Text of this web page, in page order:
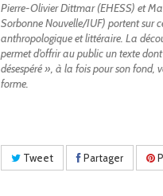
Pierre-Olivier Dittmar (EHESS) et
Sorbonne Nouvelle/IUF) portent sur
anthropologique et littéraire. La
permet d’offrir au public un texte
désespéré », à la fois pour son fond,
forme.
Tweet Partager